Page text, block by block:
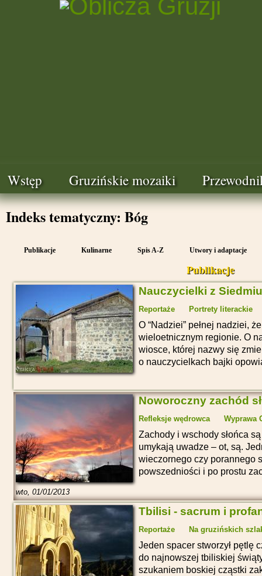
Wstęp Gruzińskie mozaiki
Indeks tematyczny: Bóg
Publikacje Kulinarne Spis A-Z Utwory i adaptacje
Publikacje
Nauczycielki z
Reportaże Portrety literackie
O “Nadziei” pełnej nadziei,
wieloetnicznym regionie. O
wiosce, której nazwy się
o nauczycielkach bajki
Noworoczny zachód
Refleksje wędrowca Wyprawa
Zachody i wschody słońca
umykają uwadze – ot, są.
wieczornego czy porannego
powszedniości i po prostu
wto, 01/01/2013
Tbilisi - sacrum i
Reportaże Na gruzińskich
Jeden spacer stworzył pętlę
do najnowszej tbiliskiej
szukaniem boskiej cząstki